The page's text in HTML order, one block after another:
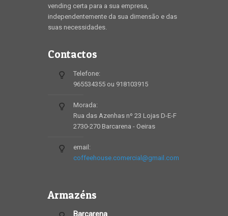
vending certa para a sua empresa,
independentemente da sua dimensão e das
suas necessidades.
Contactos
Telefone:
965534355 ou 918103915
Morada:
Rua das Azenhas nº 23 Lojas D-E-F
2730-270 Barcarena - Oeiras
email:
coffeehouse.comercial@gmail.com
Armazéns
Barcarena